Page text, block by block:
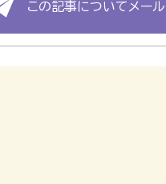
この記事についてメー